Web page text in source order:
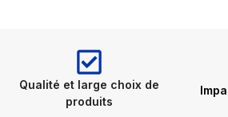
Qualité et large choix de
produits